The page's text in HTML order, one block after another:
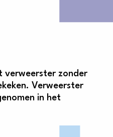
verweerster zonder
Verweerster
in het